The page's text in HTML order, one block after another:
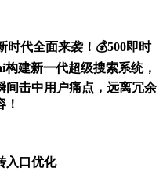
时代全面来袭！💰500即时
构建新一代超级搜索系统，
间击中用户痛点，远离冗余
入口优化